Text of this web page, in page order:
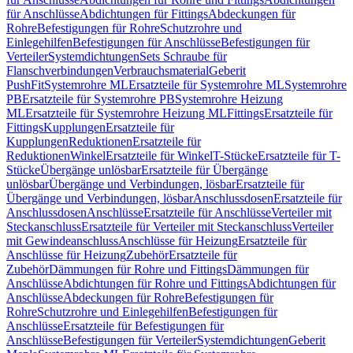
für AnschlüsseAbdichtungen für FittingsAbdeckungen für
RohreBefestigungen für RohreSchutzrohre und
EinlegehilfenBefestigungen für AnschlüsseBefestigungen für
VerteilerSystemdichtungenSets Schraube für
FlanschverbindungenVerbrauchsmaterialGeberit
PushFitSystemrohre MLErsatzteile für Systemrohre MLSystemrohre
PBErsatzteile für Systemrohre PBSystemrohre Heizung
MLErsatzteile für Systemrohre Heizung MLFittingsErsatzteile für
FittingsKupplungenErsatzteile für
KupplungenReduktionenErsatzteile für
ReduktionenWinkelErsatzteile für WinkelT-StückeErsatzteile für T-
StückeÜbergänge unlösbarErsatzteile für Übergänge
unlösbarÜbergänge und Verbindungen, lösbarErsatzteile für
Übergänge und Verbindungen, lösbarAnschlussdosenErsatzteile für
AnschlussdosenAnschlüsseErsatzteile für AnschlüsseVerteiler mit
SteckanschlussErsatzteile für Verteiler mit SteckanschlussVerteiler
mit GewindeanschlussAnschlüsse für HeizungErsatzteile für
Anschlüsse für HeizungZubehörErsatzteile für
ZubehörDämmungen für Rohre und FittingsDämmungen für
AnschlüsseAbdichtungen für Rohre und FittingsAbdichtungen für
AnschlüsseAbdeckungen für RohreBefestigungen für
RohreSchutzrohre und EinlegehilfenBefestigungen für
AnschlüsseErsatzteile für Befestigungen für
AnschlüsseBefestigungen für VerteilerSystemdichtungenGeberit